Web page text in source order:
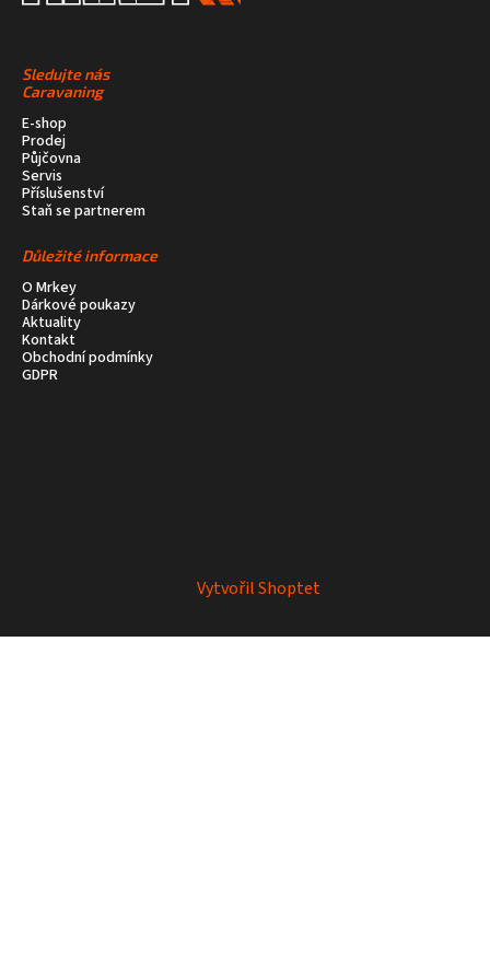
Sledujte nás
Caravaning
E-shop
Prodej
Půjčovna
Servis
Příslušenství
Staň se partnerem
Důležité informace
O Mrkey
Dárkové poukazy
Aktuality
Kontakt
Obchodní podmínky
GDPR
Vytvořil Shoptet